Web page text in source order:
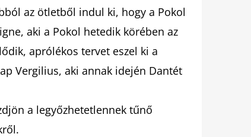
az ötletből indul ki, hogy a Pokol
aki a Pokol hetedik körében az
aprólékos tervet eszel ki a
Vergilius, aki annak idején Dantét
a legyőzhetetlennek tűnő